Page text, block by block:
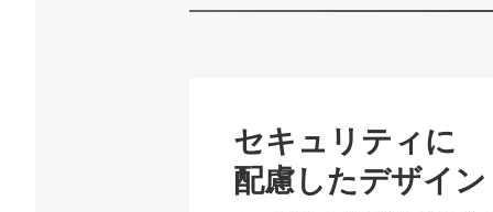
セキュリティに
配慮したデザイン